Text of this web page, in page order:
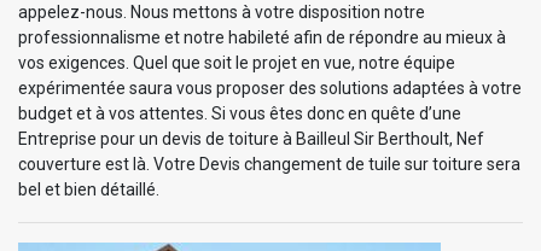
appelez-nous. Nous mettons à votre disposition notre
professionnalisme et notre habileté afin de répondre au mieux à
vos exigences. Quel que soit le projet en vue, notre équipe
expérimentée saura vous proposer des solutions adaptées à votre
budget et à vos attentes. Si vous êtes donc en quête d’une
Entreprise pour un devis de toiture à Bailleul Sir Berthoult, Nef
couverture est là. Votre Devis changement de tuile sur toiture sera
bel et bien détaillé.